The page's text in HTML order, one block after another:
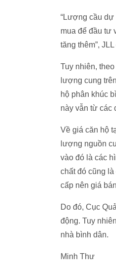
“Lượng cầu
mua để đầu tư
tăng thêm”,
Tuy nhiên,
lượng cung
hộ phân khúc
này vẫn từ các
Về giá căn hộ
lượng nguồn
vào đó là các
chất đó cũng
cấp nên giá
Do đó, Cục
động. Tuy
nhà bình dân.
Minh Thư